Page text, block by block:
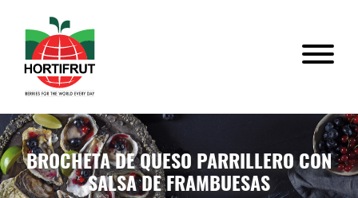
BROCHETA DE QUESO PARRILLERO CON
SALSA DE FRAMBUESAS